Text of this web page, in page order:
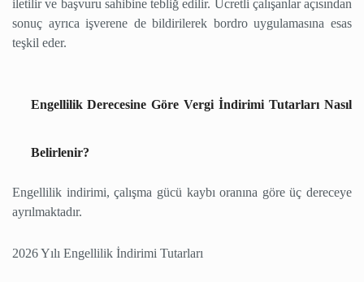
iletilir ve başvuru sahibine tebliğ edilir. Ücretli çalışanlar açısından
sonuç ayrıca işverene de bildirilerek bordro uygulamasına esas
teşkil eder.
Engellilik Derecesine Göre Vergi İndirimi Tutarları Nasıl
Belirlenir?
Engellilik indirimi, çalışma gücü kaybı oranına göre üç dereceye
ayrılmaktadır.
2026 Yılı Engellilik İndirimi Tutarları